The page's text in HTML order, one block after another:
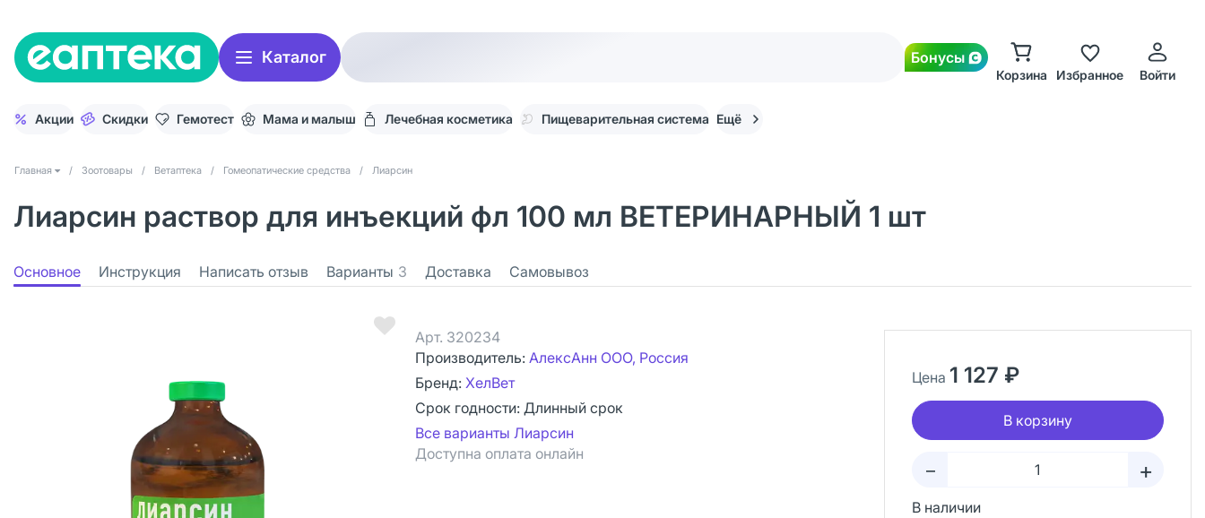
Каталог Бонусы
Корзина Избранное Войти
Акции Скидки Гемотест Мама и малыш Лечебная косметика Пищеварительная система Ещё
Главная / Зоотовары / Ветаптека / Гомеопатические средства / Лиарсин
Лиарсин раствор для инъекций фл 100 мл ВЕТЕРИНАРНЫЙ 1 шт
Основное Инструкция Написать отзыв Варианты 3 Доставка Самовывоз
Арт. 320234
Производитель: АлексАнн ООО, Россия
Бренд: ХелВет
Срок годности: Длинный срок
Все варианты Лиарсин
Доступна оплата онлайн
Цена 1 127 ₽
В корзину
– +
В наличии